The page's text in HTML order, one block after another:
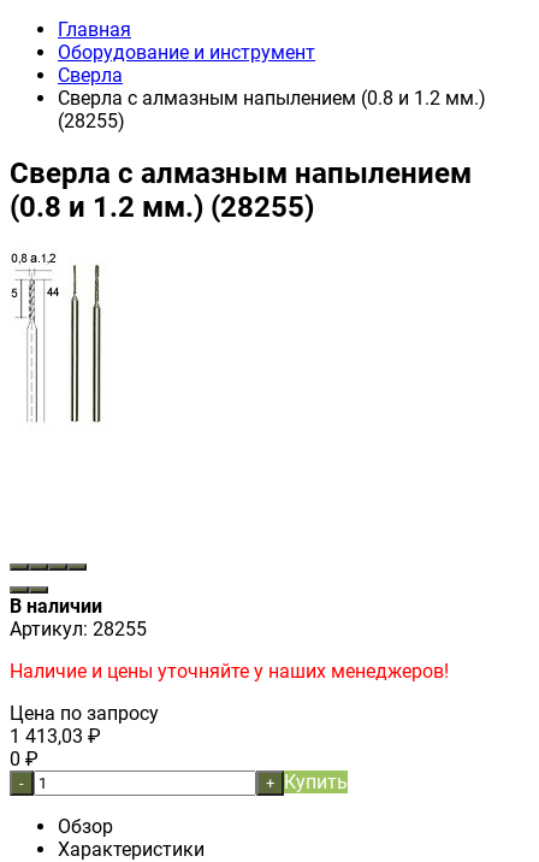
Главная
Оборудование и инструмент
Сверла
Сверла с алмазным напылением (0.8 и 1.2 мм.)
(28255)
Сверла с алмазным напылением
(0.8 и 1.2 мм.) (28255)
В наличии
Артикул: 28255
Наличие и цены уточняйте у наших менеджеров!
Цена по запросу
1 413,03 ₽
0 ₽
- + Купить
Обзор
Характеристики